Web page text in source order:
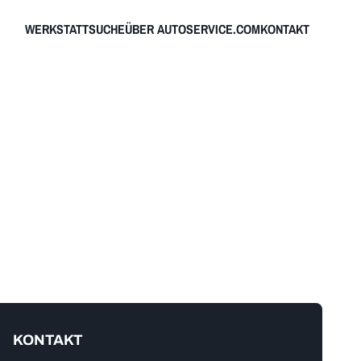
WERKSTATTSUCHEÜBER AUTOSERVICE.COMKONTAKT
KONTAKT